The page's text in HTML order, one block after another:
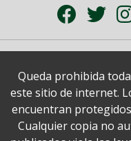
Queda prohibida
este sitio de internet.
encuentran
Cualquier copia no